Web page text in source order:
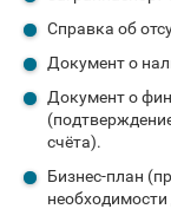
Справка об
Документ о
Документ о
счёта).
Бизнес-план